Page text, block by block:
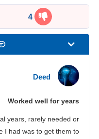
4
Deed
Worked well for years
years, rarely needed or
I had was to get them to